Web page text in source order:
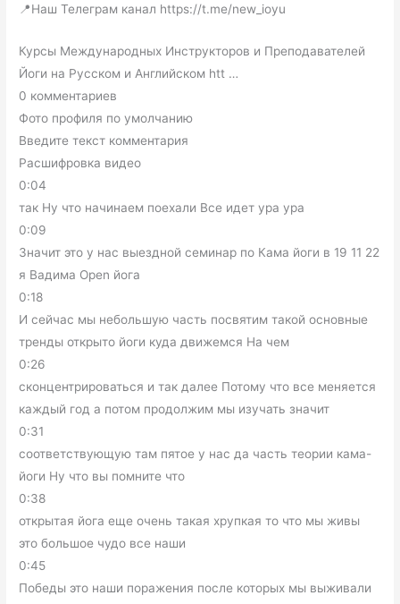
📍Наш Телеграм канал https://t.me/new_ioyu
Курсы Международных Инструкторов и Преподавателей
Йоги на Русском и Английском htt …
0 комментариев
Фото профиля по умолчанию
Введите текст комментария
Расшифровка видео
0:04
так Ну что начинаем поехали Все идет ура ура
0:09
Значит это у нас выездной семинар по Кама йоги в 19 11 22
я Вадима Open йога
0:18
И сейчас мы небольшую часть посвятим такой основные
тренды открыто йоги куда движемся На чем
0:26
сконцентрироваться и так далее Потому что все меняется
каждый год а потом продолжим мы изучать значит
0:31
соответствующую там пятое у нас да часть теории кама-
йоги Ну что вы помните что
0:38
открытая йога еще очень такая хрупкая то что мы живы
это большое чудо все наши
0:45
Победы это наши поражения после которых мы выживали